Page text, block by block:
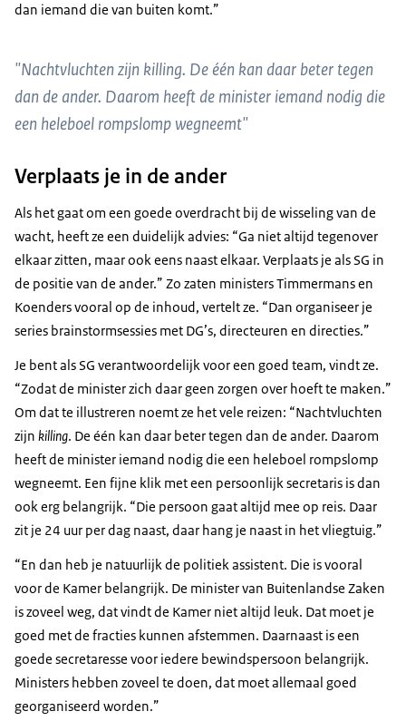
dan iemand die van buiten komt.”
"Nachtvluchten zijn killing. De één kan daar beter tegen
dan de ander. Daarom heeft de minister iemand nodig die
een heleboel rompslomp wegneemt"
Verplaats je in de ander
Als het gaat om een goede overdracht bij de wisseling van de
wacht, heeft ze een duidelijk advies: “Ga niet altijd tegenover
elkaar zitten, maar ook eens naast elkaar. Verplaats je als SG in
de positie van de ander.” Zo zaten ministers Timmermans en
Koenders vooral op de inhoud, vertelt ze. “Dan organiseer je
series brainstormsessies met DG’s, directeuren en directies.”
Je bent als SG verantwoordelijk voor een goed team, vindt ze.
“Zodat de minister zich daar geen zorgen over hoeft te maken.”
Om dat te illustreren noemt ze het vele reizen: “Nachtvluchten
zijn killing. De één kan daar beter tegen dan de ander. Daarom
heeft de minister iemand nodig die een heleboel rompslomp
wegneemt. Een fijne klik met een persoonlijk secretaris is dan
ook erg belangrijk. “Die persoon gaat altijd mee op reis. Daar
zit je 24 uur per dag naast, daar hang je naast in het vliegtuig.”
“En dan heb je natuurlijk de politiek assistent. Die is vooral
voor de Kamer belangrijk. De minister van Buitenlandse Zaken
is zoveel weg, dat vindt de Kamer niet altijd leuk. Dat moet je
goed met de fracties kunnen afstemmen. Daarnaast is een
goede secretaresse voor iedere bewindspersoon belangrijk.
Ministers hebben zoveel te doen, dat moet allemaal goed
georganiseerd worden.”